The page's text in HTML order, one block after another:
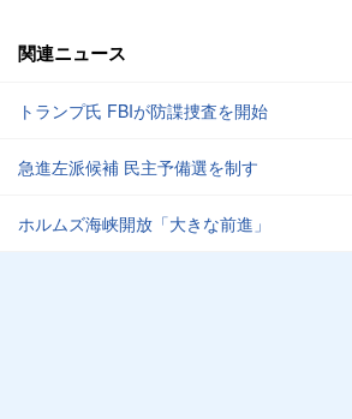
関連ニュース
トランプ氏 FBIが防諜捜査を開始
急進左派候補 民主予備選を制す
ホルムズ海峡開放「大きな前進」